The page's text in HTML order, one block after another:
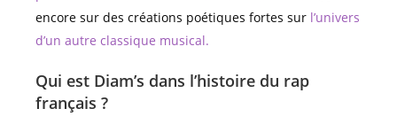
encore sur des créations poétiques fortes sur l’univers
d’un autre classique musical.
Qui est Diam’s dans l’histoire du rap
français ?